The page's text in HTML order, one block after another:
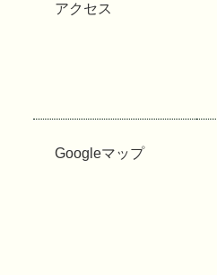
アクセス
Googleマップ